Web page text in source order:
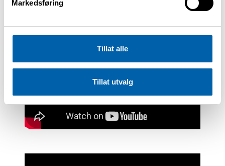
Markedsføring
Tillat alle
Tillat utvalg